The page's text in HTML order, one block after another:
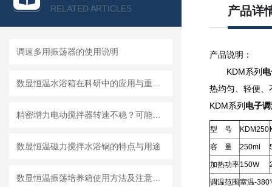
RELATED ARTICLES
调速多用振荡器的使用说明
数显恒温磁力搅拌水浴锅的特点与用途
产品详
产品说明：
KDM系列
热均匀、轻便、
KDM系列 电子
型 号 KDM250
容 量 250ml
加热功率150W
调温范围 室温-